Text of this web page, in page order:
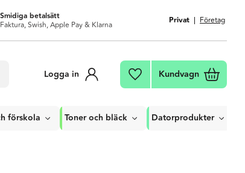
Smidiga betalsätt
Faktura, Swish, Apple Pay & Klarna Privat Företag
Logga in Favoriter
Kundvagn
förskola Toner och bläck Datorprodukter